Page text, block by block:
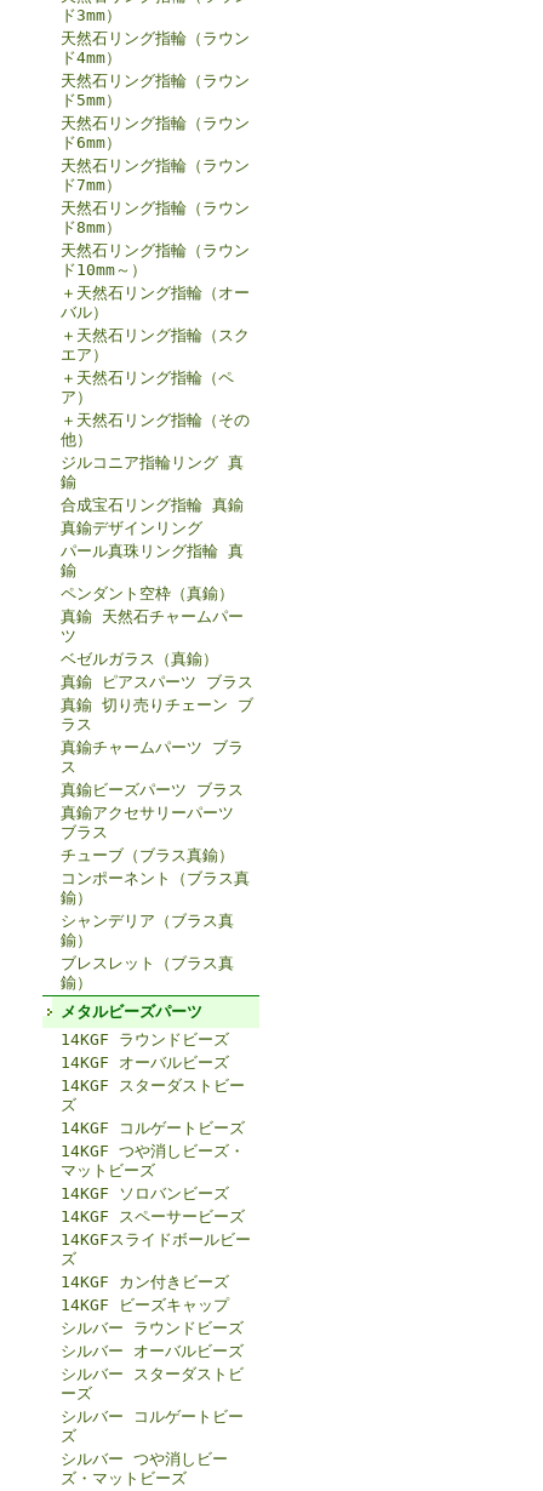
ド3mm）
天然石リング指輪（ラウン
ド4mm）
天然石リング指輪（ラウン
ド5mm）
天然石リング指輪（ラウン
ド6mm）
天然石リング指輪（ラウン
ド7mm）
天然石リング指輪（ラウン
ド8mm）
天然石リング指輪（ラウン
ド10mm～）
＋天然石リング指輪（オー
バル）
＋天然石リング指輪（スク
エア）
＋天然石リング指輪（ペ
ア）
＋天然石リング指輪（その
他）
ジルコニア指輪リング 真
鍮
合成宝石リング指輪 真鍮
真鍮デザインリング
パール真珠リング指輪 真
鍮
ペンダント空枠（真鍮）
真鍮 天然石チャームパー
ツ
ベゼルガラス（真鍮）
真鍮 ピアスパーツ ブラス
真鍮 切り売りチェーン ブ
ラス
真鍮チャームパーツ ブラ
ス
真鍮ビーズパーツ ブラス
真鍮アクセサリーパーツ
ブラス
チューブ（ブラス真鍮）
コンポーネント（ブラス真
鍮）
シャンデリア（ブラス真
鍮）
ブレスレット（ブラス真
鍮）
メタルビーズパーツ
14KGF ラウンドビーズ
14KGF オーバルビーズ
14KGF スターダストビー
ズ
14KGF コルゲートビーズ
14KGF つや消しビーズ・
マットビーズ
14KGF ソロバンビーズ
14KGF スペーサービーズ
14KGFスライドボールビー
ズ
14KGF カン付きビーズ
14KGF ビーズキャップ
シルバー ラウンドビーズ
シルバー オーバルビーズ
シルバー スターダストビ
ーズ
シルバー コルゲートビー
ズ
シルバー つや消しビー
ズ・マットビーズ